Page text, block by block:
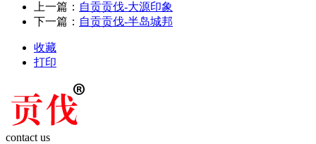
上一篇： 自贡贡伐-大源印象
下一篇： 自贡贡伐-半岛城邦
收藏
打印
contact us